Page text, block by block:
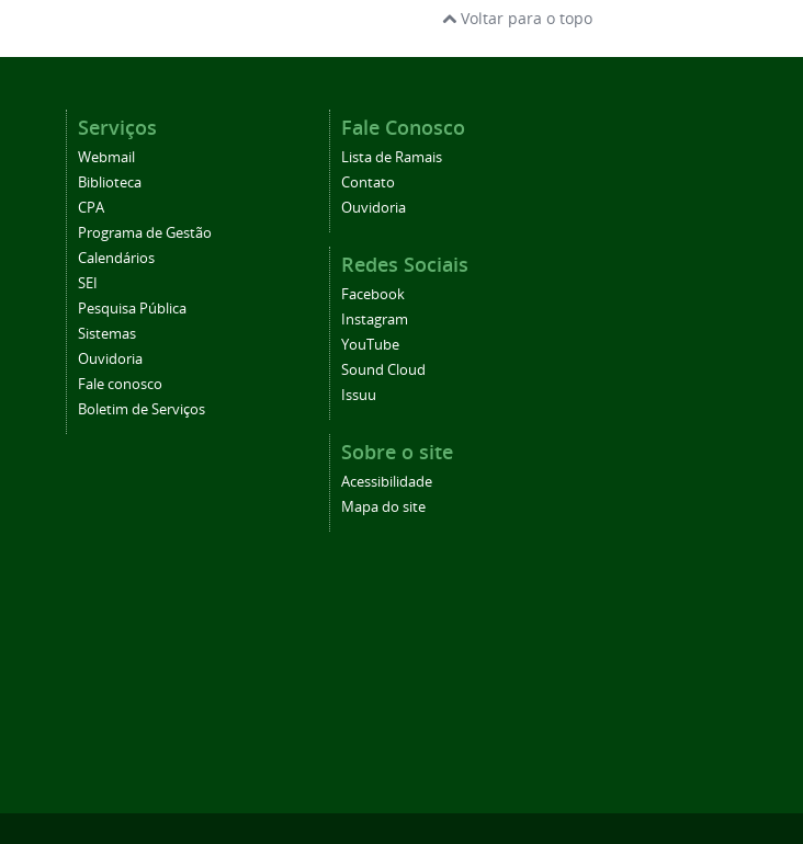
Voltar para o topo
Serviços
Webmail
Biblioteca
CPA
Programa de Gestão
Calendários
SEI
Pesquisa Pública
Sistemas
Ouvidoria
Fale conosco
Boletim de Serviços
Fale Conosco
Lista de Ramais
Contato
Ouvidoria
Redes Sociais
Facebook
Instagram
YouTube
Sound Cloud
Issuu
Sobre o site
Acessibilidade
Mapa do site